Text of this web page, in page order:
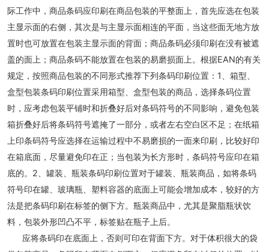
际工作中，商品条码应印刷在商品包装的平整面上，首先应选在包装
主显示面的右侧，其次是与主显示面相连的平面，当这些面无地方放
置时也可放置在包装主显示面的背面；商品条码必须印刷在没有被遮
盖的面上；商品条码不能放置在包装的易磨损面上。根据EAN的有关
规定，按照商品包装的不同形式推荐下列条码印刷位置：1、箱型、
盒型包装条码印刷位置采用箱型、盒型包装的商品，选择条码位置
时，应考虑包装平铺时和折叠好后对条码符号的不同影响，避免包装
箱折叠好后将条码符号遮掩了一部分，或者左右空白区不足；在纸箱
上印条码符号应选择在运输过程中不易磨损的一面来印刷，比较好印
在箱底面，尽量避免印在正；当包装为长方形时，条码符号应印在箱
底的。2、罐装、瓶装条码印刷位置对于罐装、瓶装商品，如将条码
符号印在罐、玻璃瓶、塑料容器的底面上可能会增加成本，较好的方
法是把条码印刷在标签的侧下方。瓶装商品中，尤其是聚脂瓶状饮
料，包装外形凹凸不平，标签贴在瓶子上后。
应将条码印在底面上，否则可印在背面下方。对于体积很大的袋